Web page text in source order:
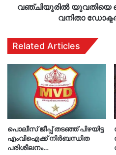
വഞ്ചിയൂരിൽ യുവതിയെ
വനിതാ
Related Articles
പൊലീസ് ജീപ്പ് തടഞ്ഞ് പിഴയിട്ട
എംവിഐക്ക് നിർബന്ധിത
പരിശീലനം…